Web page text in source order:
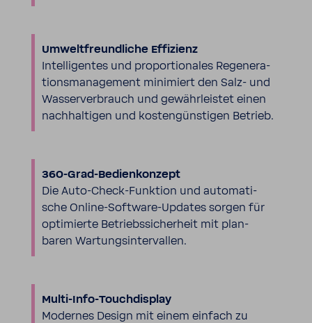
Umwelt­freund­liche Effi­zienz
Intel­li­gentes und propor­tio­nales Rege­ne­ra­
ti­ons­ma­nage­ment mini­miert den Salz- und
Wasser­ver­brauch und gewähr­leistet einen
nach­hal­tigen und kosten­güns­tigen Betrieb.
360-​Grad-Bedienkonzept
Die Auto-​Check-Funktion und auto­ma­ti­
sche Online-​Software-Updates sorgen für
opti­mierte Betriebs­si­cher­heit mit plan­
baren Wartungs­in­ter­vallen.
Multi-​Info-Touchdisplay
Modernes Design mit einem einfach zu